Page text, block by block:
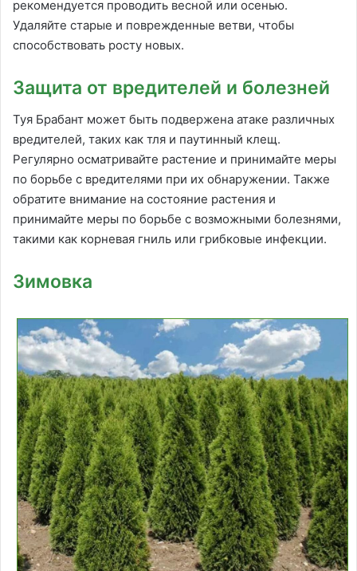
рекомендуется проводить весной или осенью.
Удаляйте старые и поврежденные ветви, чтобы
способствовать росту новых.
Защита от вредителей и болезней
Туя Брабант может быть подвержена атаке различных
вредителей, таких как тля и паутинный клещ.
Регулярно осматривайте растение и принимайте меры
по борьбе с вредителями при их обнаружении. Также
обратите внимание на состояние растения и
принимайте меры по борьбе с возможными болезнями,
такими как корневая гниль или грибковые инфекции.
Зимовка